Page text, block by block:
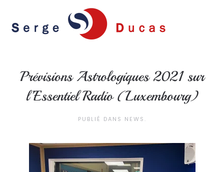
Skip to main content
Prévisions Astrologiques 2021 sur
l’Essentiel Radio (Luxembourg)
PUBLIÉ DANS NEWS .